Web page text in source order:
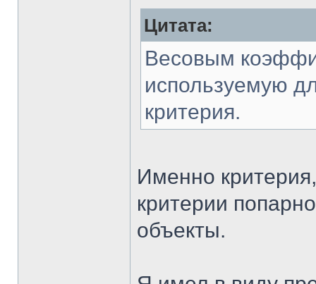
Цитата:
Весовым
используемую
критерия.
Именно
критерии
объекты.